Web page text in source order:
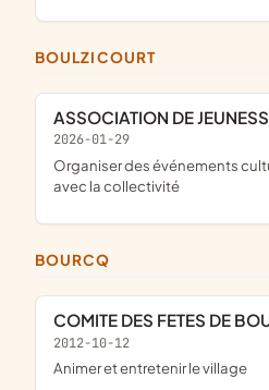
BOULZICOURT
ASSOCIATION DE
2026-01-29
organiser des événements culturels et festifs en lien
avec la collectivité
BOURCQ
COMITE DES FETES DE
2012-10-12
animer et entretenir le village